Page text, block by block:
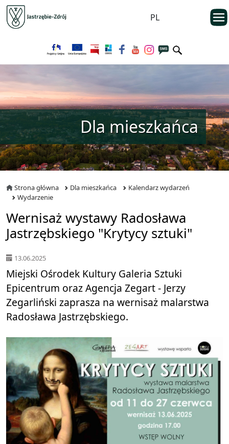
Przejdź do menu głównego
Przejdź do treści
PL
Dla mieszkańca
Strona główna Dla mieszkańca
Kalendarz wydarzeń
Wydarzenie
Wernisaż wystawy Radosława
Jastrzębskiego "Krytycy sztuki"
13.06.2025
Miejski Ośrodek Kultury Galeria Sztuki
Epicentrum oraz Agencja Zegart - Jerzy
Zegarliński zaprasza na wernisaż malarstwa
Radosława Jastrzębskiego.